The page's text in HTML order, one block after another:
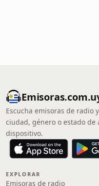
Escucha emisoras de radio
ciudad, género o estado
dispositivo.
EXPLORAR
Emisoras de radio